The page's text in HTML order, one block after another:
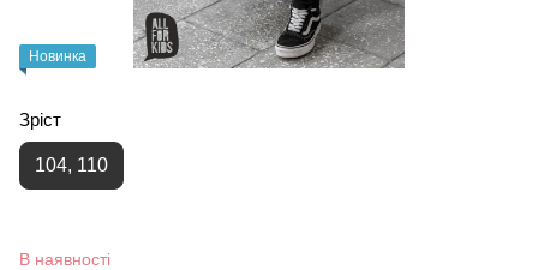
Новинка
Зріст
104, 110
В наявності